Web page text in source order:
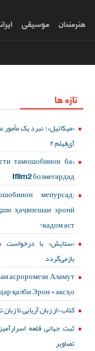
هنرمندان موسیقی
تازه ها
«میکائیل»؛ نبرد یک
آی‌فیلم ۲
тамошобинон ба
Ifilm2 бозмегардад
мепурсад:
ҳаҷвпешаи эронӣ
кадом аст?
بازمی‌گردد
асроромези Аламут
дар қалби Эрон + аксҳо
کتاب «از زبان آریایی تا
ثبت جهانی قلعه
تصاویر